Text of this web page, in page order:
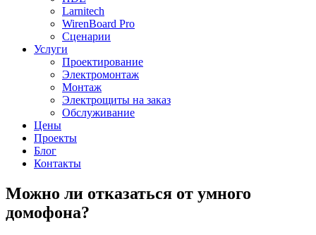
Larnitech
WirenBoard Pro
Сценарии
Услуги
Проектирование
Электромонтаж
Монтаж
Электрощиты на заказ
Обслуживание
Цены
Проекты
Блог
Контакты
Можно ли отказаться от умного
домофона?